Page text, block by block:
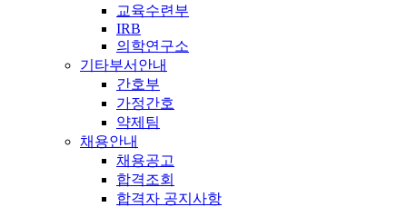
교육수련부
IRB
의학연구소
기타부서안내
간호부
가정간호
약제팀
채용안내
채용공고
합격조회
합격자 공지사항